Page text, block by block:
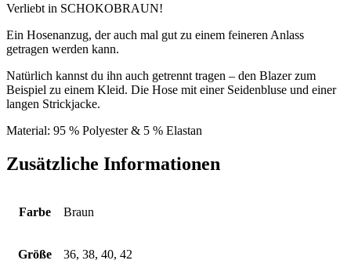
Verliebt in SCHOKOBRAUN!
Ein Hosenanzug, der auch mal gut zu einem feineren Anlass
getragen werden kann.
Natürlich kannst du ihn auch getrennt tragen – den Blazer zum
Beispiel zu einem Kleid. Die Hose mit einer Seidenbluse und einer
langen Strickjacke.
Material: 95 % Polyester & 5 % Elastan
Zusätzliche Informationen
Farbe Braun
Größe 36, 38, 40, 42